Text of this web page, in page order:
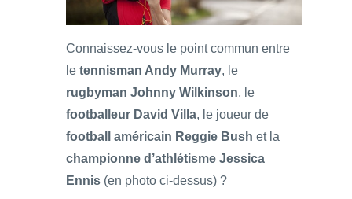
Connaissez-vous le point commun entre
le tennisman Andy Murray, le
rugbyman Johnny Wilkinson, le
footballeur David Villa, le joueur de
football américain Reggie Bush et la
championne d’athlétisme Jessica
Ennis (en photo ci-dessus) ?